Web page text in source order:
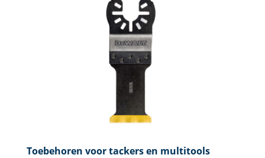
Toebehoren voor tackers en multitools